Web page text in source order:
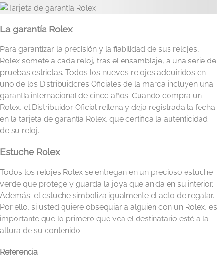
La garantía Rolex
Para garantizar la precisión y la fiabilidad de sus relojes,
Rolex somete a cada reloj, tras el ensamblaje, a una serie de
pruebas estrictas. Todos los nuevos relojes adquiridos en
uno de los Distribuidores Oficiales de la marca incluyen una
garantía internacional de cinco años. Cuando compra un
Rolex, el Distribuidor Oficial rellena y deja registrada la fecha
en la tarjeta de garantía Rolex, que certifica la autenticidad
de su reloj.
Estuche Rolex
Todos los relojes Rolex se entregan en un precioso estuche
verde que protege y guarda la joya que anida en su interior.
Además, el estuche simboliza igualmente el acto de regalar.
Por ello, si usted quiere obsequiar a alguien con un Rolex, es
importante que lo primero que vea el destinatario esté a la
altura de su contenido.
Referencia